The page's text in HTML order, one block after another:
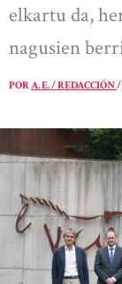
elkartu da,
nagusien
PORA. E. / REDACCIÓN/